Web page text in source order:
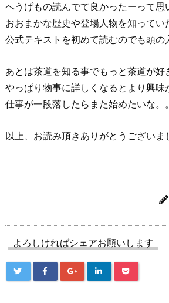
へうげもの読んでて良かったーって思
おおまかな歴史や登場人物を知ってい
公式テキストを初めて読むのでも頭の
あとは茶道を知る事でもっと茶道が好
やっぱり物事に詳しくなるとより興味
仕事が一段落したらまた始めたいな。
以上、お読み頂きありがとうございま
よろしければシェアお願いします